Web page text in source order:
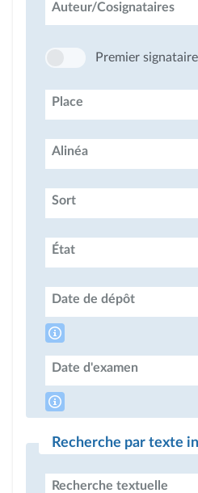
Auteur/Cosignataires
Premier
Place
Alinéa
Sort
État
Date de dépôt
Date d'examen
Recherche par texte
Recherche textuelle